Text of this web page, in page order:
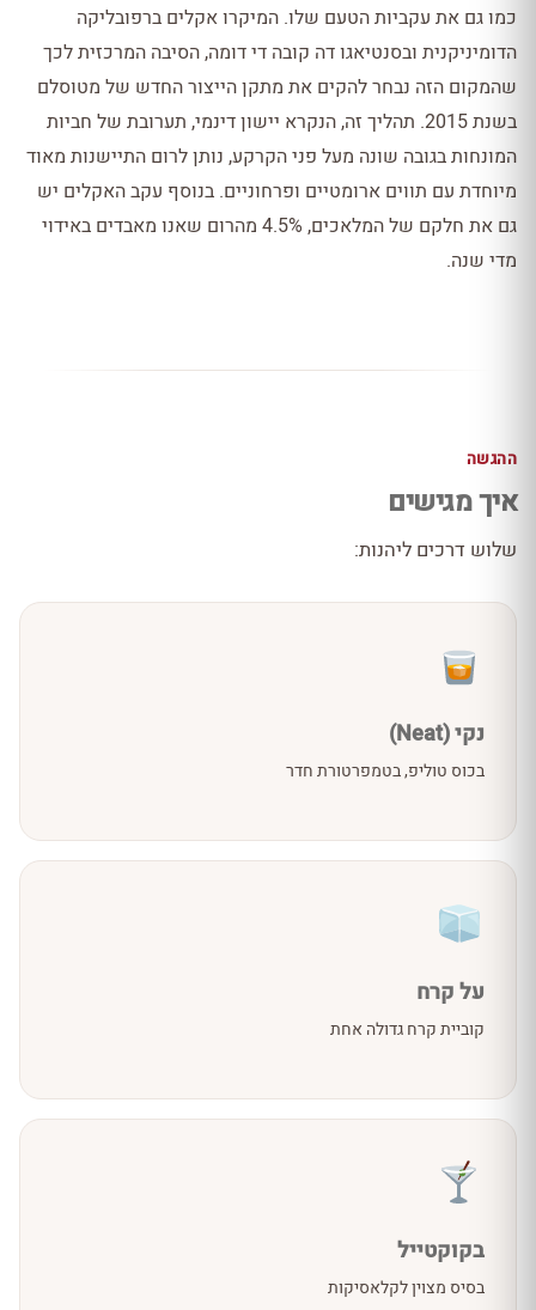
כמו גם את עקביות הטעם שלו. המיקרו אקלים ברפובליקה
הדומיניקנית ובסנטיאגו דה קובה די דומה, הסיבה המרכזית לכך
שהמקום הזה נבחר להקים את מתקן הייצור החדש של מטוסלם
בשנת 2015. תהליך זה, הנקרא יישון דינמי, תערובת של חביות
המונחות בגובה שונה מעל פני הקרקע, נותן לרום התיישנות מאוד
מיוחדת עם תווים ארומטיים ופרחוניים. בנוסף עקב האקלים יש
גם את חלקם של המלאכים, 4.5% מהרום שאנו מאבדים באידוי
מדי שנה.
ההגשה
איך מגישים
שלוש דרכים ליהנות:
נקי (Neat)
בכוס טוליפ, בטמפרטורת חדר
על קרח
קוביית קרח גדולה אחת
בקוקטייל
בסיס מצוין לקלאסיקות